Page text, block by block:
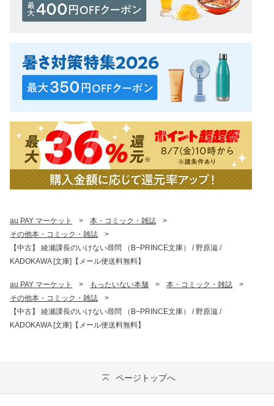
au PAY マーケット > 本・コミック・雑誌
>
その他本・コミック・雑誌
>
【中古】 綾瀬課長のいけない尋問 （B−PRINCE文庫） / 野原滋 /
KADOKAWA [文庫]【メール便送料無料】
au PAY マーケット > もったいない本舗 > 本・コミック・雑誌
>
その他本・コミック・雑誌
>
【中古】 綾瀬課長のいけない尋問 （B−PRINCE文庫） / 野原滋 /
KADOKAWA [文庫]【メール便送料無料】
ページトップへ